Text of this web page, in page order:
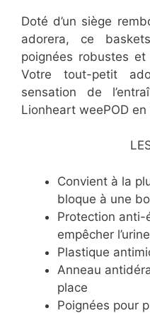
Doté d’un siège
adorera, ce
poignées robustes
Votre tout-petit
sensation de
Lionheart weePOD
​Convient à la
bloque à une
​Protection anti-
empêcher
​Plastique
​Anneau
place
​Poignées pour